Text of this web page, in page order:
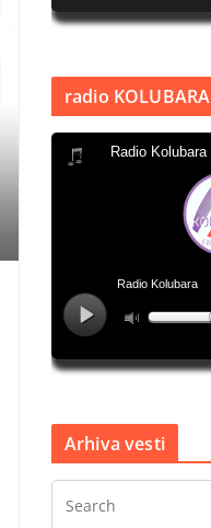
radio KOLUBARA
Arhiva vesti